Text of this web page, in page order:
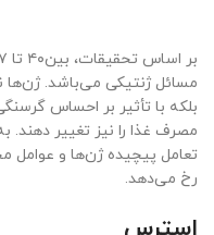
مسائل ژنتیکی می‌باشد. ژن‌ها
بلکه با تأثیر بر احساس
مصرف غذا را نیز تغییر دهند.
تعامل پیچیده ژن‌ها و عوامل
رخ می‌دهد.